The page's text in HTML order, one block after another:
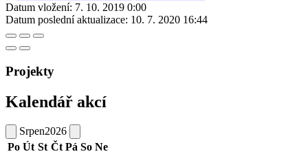
Datum vložení: 7. 10. 2019 0:00
Datum poslední aktualizace: 10. 7. 2020 16:44
Projekty
Kalendář akcí
Srpen2026
Po Út St Čt Pá So Ne